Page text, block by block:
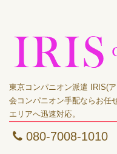
東京コンパニオン派遣 IRIS(
会コンパニオン手配ならお任
エリアへ迅速対応。
080-7008-1010